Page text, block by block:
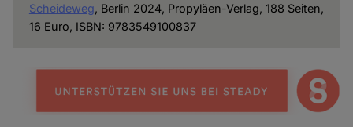
Scheideweg, Berlin 2024, Propyläen-Verlag, 188 Seiten,
16 Euro, ISBN: 9783549100837